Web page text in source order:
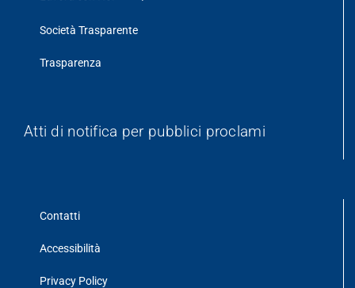
Società Trasparente
Trasparenza
Atti di notifica per pubblici proclami
Contatti
Accessibilità
Privacy Policy